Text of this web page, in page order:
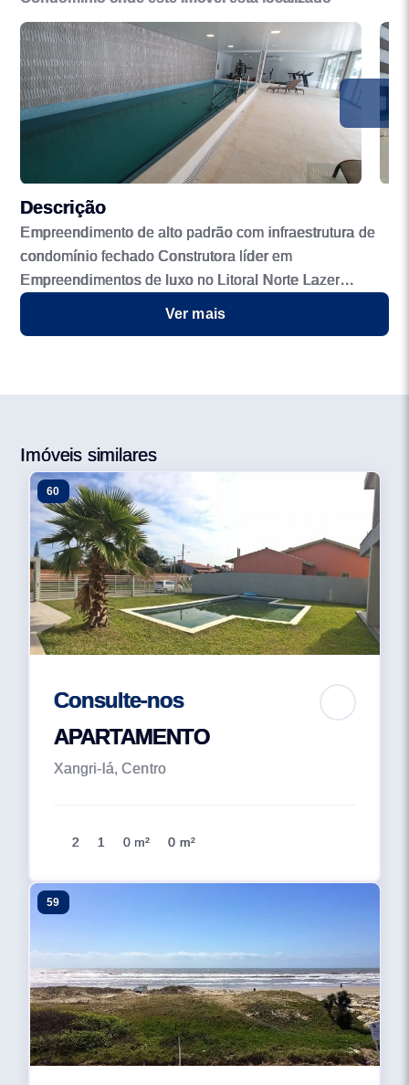
Descrição
Empreendimento de alto padrão com infraestrutura de
condomínio fechado Construtora líder em
Empreendimentos de luxo no Litoral Norte Lazer
completo e segurança para toda sua família com baixo
custo condominial. Todo o conforto que você merece: -
Salão de Festas; -Sunset Lounge; -Gourmeteria; -
Sauna seca -SPA; -Piscina Térmica; -Sala de Jogos;
No endereço mais nobre da Avenida Central de
Atlântida, junto aos luxuosos Condomínios Fechados.
Apartamentos de 2 dormitórios com suíte Área total de
119m² a 128m² 86m² a 92m² privativos 1 vaga de
estacionamento Apartamentos de 3 dormitórios com
suíte Área total de 161m² a 174m² 117m² a 126m²
privativos 2 vagas de estacionamento
Ver mais
Imóveis similares
60
Consulte-nos
APARTAMENTO
Xangri-lá, Centro
2 1 0 m² 0 m²
59